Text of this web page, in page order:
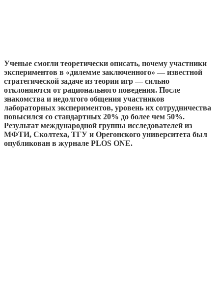
Ученые смогли теоретически описать, почему участники
экспериментов в «дилемме заключенного» — известной
стратегической задаче из теории игр — сильно
отклоняются от рационального поведения. После
знакомства и недолгого общения участников
лабораторных экспериментов, уровень их сотрудничества
повысился со стандартных 20% до более чем 50%.
Результат международной группы исследователей из
МФТИ, Сколтеха, ТГУ и Орегонского университета был
опубликован в журнале PLOS ONE.